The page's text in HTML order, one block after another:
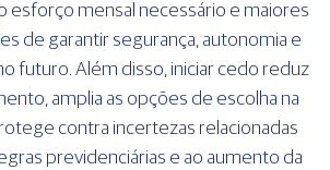
esforço mensal necessário e maiores
de garantir segurança, autonomia e
futuro. Além disso, iniciar cedo reduz
amplia as opções de escolha na
contra incertezas relacionadas
previdenciárias e ao aumento da